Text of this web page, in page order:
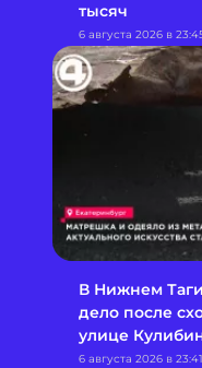
тысяч
6 августа 2026 в
В Нижнем
дело после
улице
6 августа 2026 в 23:41